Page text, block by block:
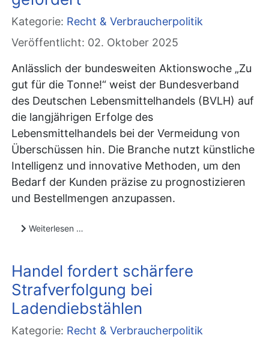
Kategorie: Recht & Verbraucherpolitik
Veröffentlicht: 02. Oktober 2025
Anlässlich der bundesweiten Aktionswoche „Zu
gut für die Tonne!“ weist der Bundesverband
des Deutschen Lebensmittelhandels (BVLH) auf
die langjährigen Erfolge des
Lebensmittelhandels bei der Vermeidung von
Überschüssen hin. Die Branche nutzt künstliche
Intelligenz und innovative Methoden, um den
Bedarf der Kunden präzise zu prognostizieren
und Bestellmengen anzupassen.
Weiterlesen …
Handel fordert schärfere
Strafverfolgung bei
Ladendiebstählen
Kategorie: Recht & Verbraucherpolitik